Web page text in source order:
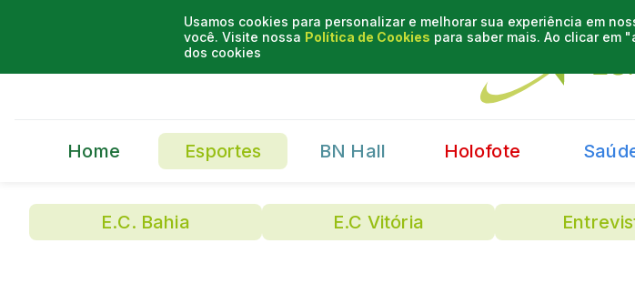
Usamos cookies para personalizar e melhorar sua experiência em
você. Visite nossa Política de Cookies para saber mais. Ao clicar em
dos cookies
Home Esportes BN Hall Holofote
E.C. Bahia E.C Vitória